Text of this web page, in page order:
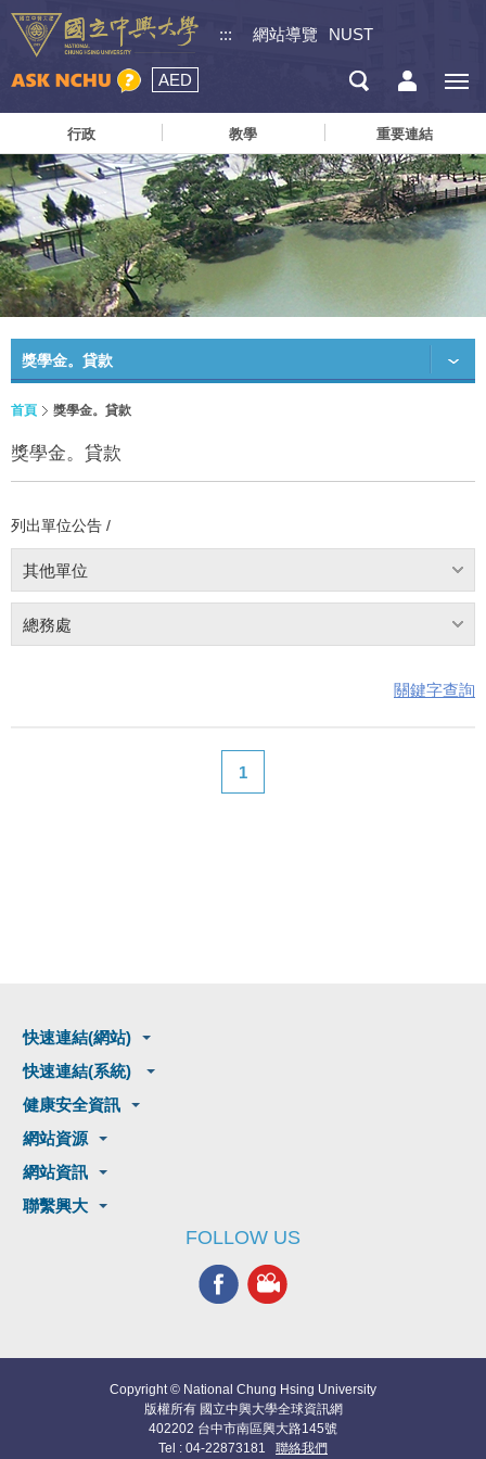
::: 網站導覽 NUST
AED
行政 教學 重要連結
獎學金。貸款
首頁 獎學金。貸款
獎學金。貸款
列出單位公告 /
其他單位
總務處
關鍵字查詢
1
快速連結(網站)
快速連結(系統)
健康安全資訊
網站資源
網站資訊
聯繫興大
FOLLOW US
Copyright © National Chung Hsing University
版權所有 國立中興大學全球資訊網
402202 台中市南區興大路145號
Tel : 04-22873181 聯絡我們